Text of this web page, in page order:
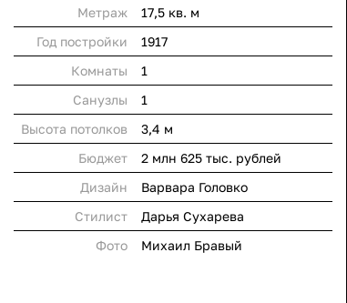
Метраж
17,5 кв. м
Год постройки
1917
Комнаты
1
Cанузлы
1
Высота потолков
3,4 м
Бюджет
2 млн 625 тыс. рублей
Дизайн
Варвара Головко
Стилист
Дарья Сухарева
Фото
Михаил Бравый